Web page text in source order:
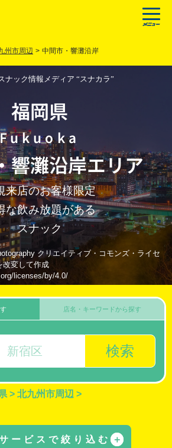
州市周辺 > 中間市・響灘沿岸
ナック情報メディア “スナカラ”
福岡県
響灘沿岸エリア
来店のお客様限定
な飲み放題がある
スナック
クリエイティブ・コモンズ・ライセ
改変して作成
licenses/by/4.0/
検索
店名・キーワードから探す
> 北九州市周辺 >
ービスで絞り込む ＋